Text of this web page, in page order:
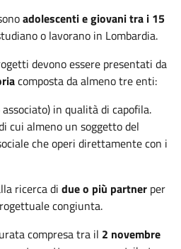
adolescenti e giovani tra i 15
o lavorano in Lombardia.
devono essere presentati da
composta da almeno tre enti:
in qualità di capofila.
cui almeno un soggetto del
che operi direttamente con i
ricerca di due o più partner per
congiunta.
compresa tra il 2 novembre